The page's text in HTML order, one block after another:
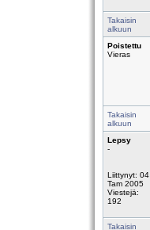
Takaisin
alkuun
Poistettu
Vieras
Takaisin
alkuun
Lepsy
-
Liittynyt: 04
Tam 2005
Viestejä:
192
Takaisin